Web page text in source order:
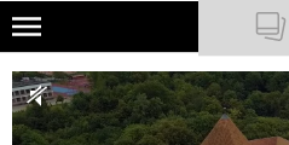
Skip
main
content
NATIONAL GEOGRAPHIC
TRAVELER